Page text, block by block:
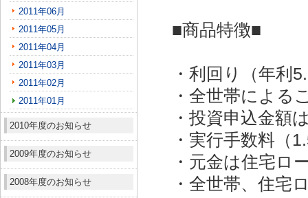
2011年06月
2011年05月
2011年04月
2011年03月
2011年02月
2011年01月
2010年度のお知らせ
2009年度のお知らせ
2008年度のお知らせ
■商品特徴■
・利回り（年利
・全世帯による
・投資申込金額
・実行手数料（
・元金は住宅ロ
・全世帯、住宅